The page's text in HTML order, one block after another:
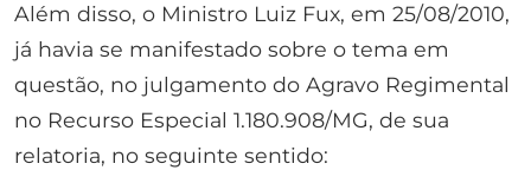
Além disso, o Ministro Luiz Fux, em 25/08/2010,
já havia se manifestado sobre o tema em
questão, no julgamento do Agravo Regimental
no Recurso Especial 1.180.908/MG, de sua
relatoria, no seguinte sentido: